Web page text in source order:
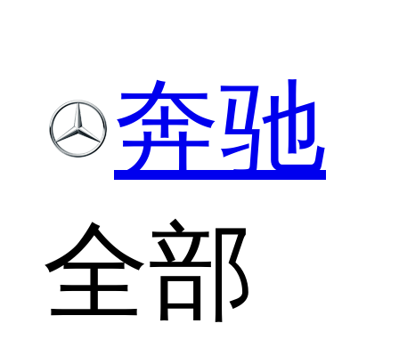
奔驰
全部